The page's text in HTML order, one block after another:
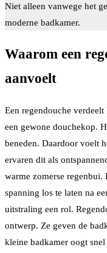
Niet alleen vanwege het
moderne badkamer.
Waarom een
aanvoelt
Een regendouche
een gewone douchekop.
beneden. Daardoor voelt
ervaren dit als
warme zomerse
spanning los te laten na
uitstraling een rol.
ontwerp. Ze geven de
kleine badkamer oogt